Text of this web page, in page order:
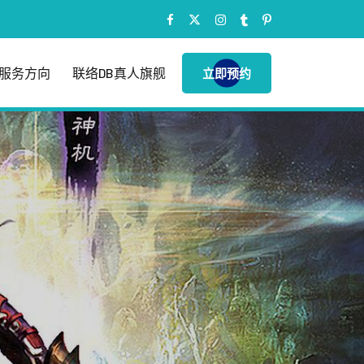
务方向 联络DB真人旗舰 立即预约